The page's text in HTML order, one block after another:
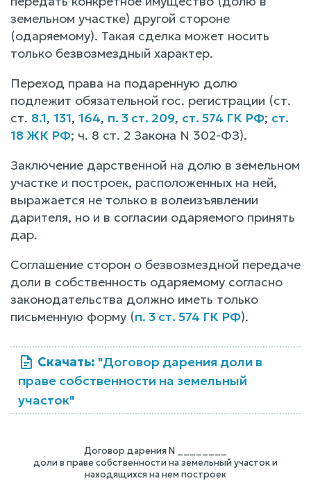
земельном участке) другой стороне
(одаряемому). Такая сделка может носить
только безвозмездный характер.
Переход права на подаренную долю
подлежит обязательной гос. регистрации (ст.
ст. 8.1, 131, 164, п. 3 ст. 209, ст. 574 ГК РФ; ст.
18 ЖК РФ; ч. 8 ст. 2 Закона N 302-ФЗ).
Заключение дарственной на долю в земельном
участке и построек, расположенных на ней,
выражается не только в волеизъявлении
дарителя, но и в согласии одаряемого принять
дар.
Соглашение сторон о безвозмездной передаче
доли в собственность одаряемому согласно
законодательства должно иметь только
письменную форму (п. 3 ст. 574 ГК РФ).
Скачать: "Договор дарения доли в
праве собственности на земельный
участок"
Договор дарения N ________
доли в праве собственности на земельный участок и
находящихся на нем построек